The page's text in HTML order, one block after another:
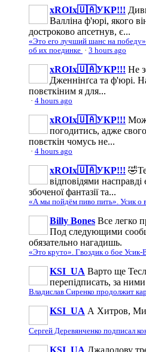
xROIx🇺🇦УКР!!!
Валліна ф'юрі, якого
достроково апсетнув, є...
«Это его лучший шанс на
об их поединке · 3 hours ago
xROIx🇺🇦УКР!!! Не
Дженнінґса та ф'юрі.
повєткіним я для...
· 4 hours ago
xROIx🇺🇦УКР!!!
погодитись, адже
повєткін чомусь не...
· 4 hours ago
xROIx🇺🇦УКР!!!
відповідями
збоченої фантазії та...
«А мы пойдём пиво пить». Усик о
Billy Bones Все легко
Под следующими
обязательно нагадишь.
«Это круто». Гвоздик о бое Усик-
KSI_UA Варто ще
перепідписать, за
Владислав Сиренко продолжит
KSI_UA А Хитров,
Сергей Деревянченко подписал
KSI_UA Джалолову